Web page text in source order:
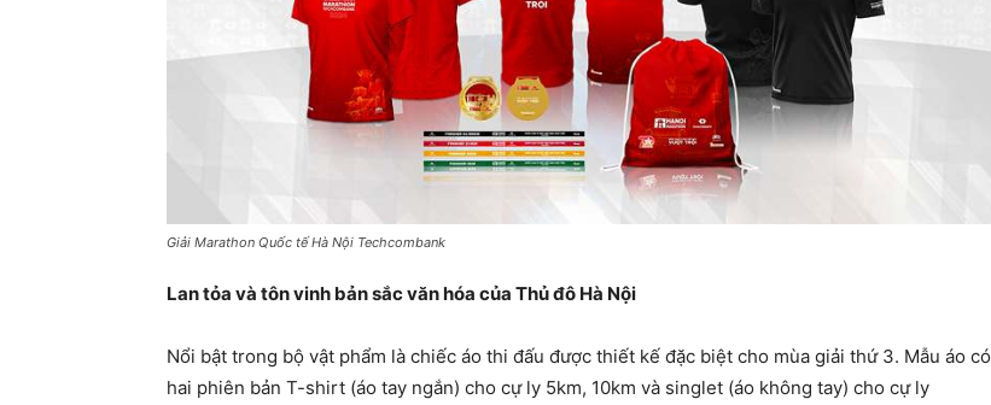
Giải Marathon Quốc tế Hà Nội Techcombank
Lan tỏa và tôn vinh bản sắc văn hóa của Thủ đô Hà Nội
Nổi bật trong bộ vật phẩm là chiếc áo thi đấu được thiết kế đặc biệt cho mùa giải thứ 3. Mẫu áo có
hai phiên bản T-shirt (áo tay ngắn) cho cự ly 5km, 10km và singlet (áo không tay) cho cự ly